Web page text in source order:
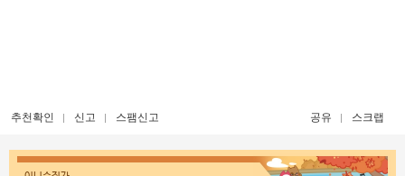
추천확인 신고 스팸신고 공유 스크랩